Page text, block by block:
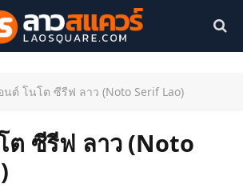
นต์ โนโต ซีรีฟ ลาว (Noto Serif Lao)
ต ซีรีฟ ลาว (Noto